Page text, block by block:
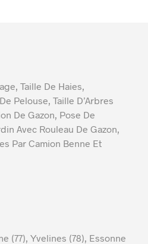
Taille De Haies,
Pelouse, Taille D’Arbres
De Gazon, Pose De
Avec Rouleau De Gazon,
Par Camion Benne Et
(77), Yvelines (78), Essonne